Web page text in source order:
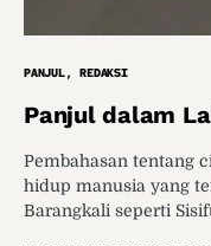
PANJUL REDAKSI
Panjul dalam
Pembahasan tentang
hidup manusia yang
Barangkali seperti